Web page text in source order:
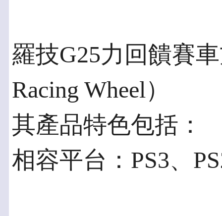
羅技G25力回饋賽
Racing Wheel）
其產品特色包括：
相容平台：PS3、